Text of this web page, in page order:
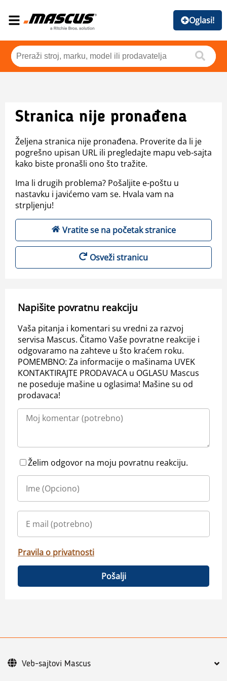
Oglasi!
Stranica nije pronađena
Željena stranica nije pronađena. Proverite da li je
pogrešno upisan URL ili pregledajte mapu veb-sajta
kako biste pronašli ono što tražite.
Ima li drugih problema? Pošaljite e-poštu u
nastavku i javićemo vam se. Hvala vam na
strpljenju!
Vratite se na početak stranice
Osveži stranicu
Napišite povratnu reakciju
Vaša pitanja i komentari su vredni za razvoj
servisa Mascus. Čitamo Vaše povratne reakcije i
odgovaramo na zahteve u što kraćem roku.
POMEMBNO: Za informacije o mašinama UVEK
KONTAKTIRAJTE PRODAVACA u OGLASU Mascus
ne poseduje mašine u oglasima! Mašine su od
prodavaca!
Želim odgovor na moju povratnu reakciju.
Pravila o privatnosti
Pošalji
Veb-sajtovi Mascus